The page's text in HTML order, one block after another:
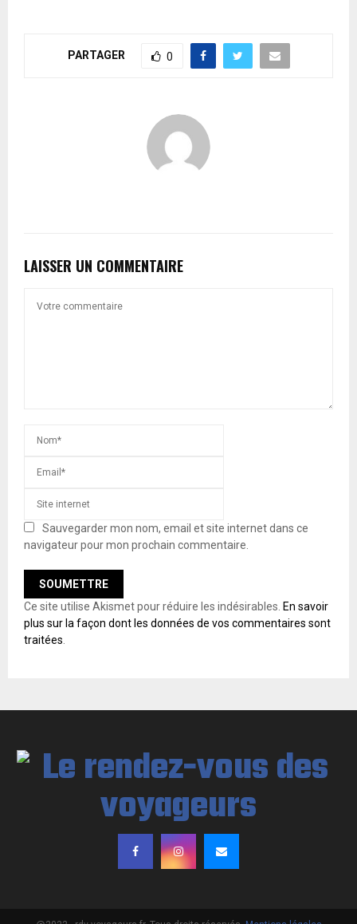
PARTAGER 0
LAISSER UN COMMENTAIRE
Sauvegarder mon nom, email et site internet dans ce
navigateur pour mon prochain commentaire.
Ce site utilise Akismet pour réduire les indésirables. En savoir
plus sur la façon dont les données de vos commentaires sont
traitées